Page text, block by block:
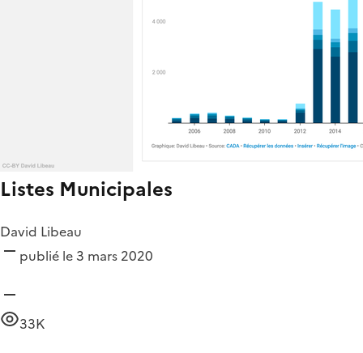
Listes Municipales
David Libeau
publié le 3 mars 2020
33K